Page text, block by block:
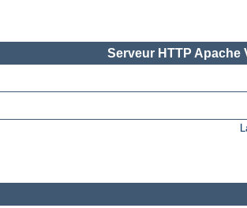
Serveur HTTP Apache